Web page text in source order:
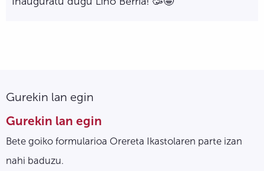
Gurekin lan egin
Gurekin lan egin
Bete goiko formularioa Orereta Ikastolaren parte izan
nahi baduzu.